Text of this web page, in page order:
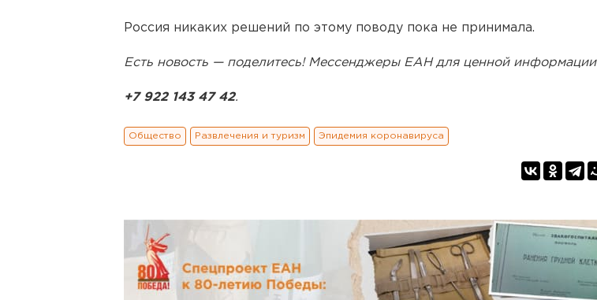
Россия никаких решений по этому поводу пока не принимала.
Есть новость — поделитесь! Мессенджеры ЕАН для ценной информации
+7 922 143 47 42.
Общество Развлечения и туризм Эпидемия коронавируса